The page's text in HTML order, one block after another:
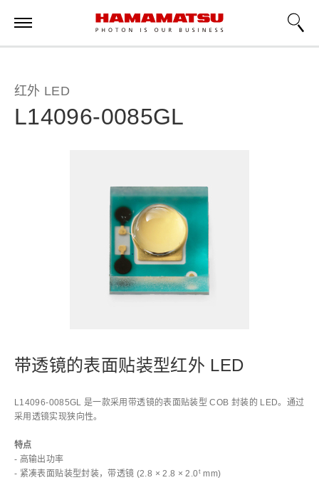
红外 LED
L14096-0085GL
带透镜的表面贴装型红外 LED
L14096-0085GL 是一款采用带透镜的表面贴装型 COB 封装的 LED。通过
采用透镜实现狭向性。
特点
- 高输出功率
- 紧凑表面贴装型封装，带透镜 (2.8 × 2.8 × 2.0tmm)